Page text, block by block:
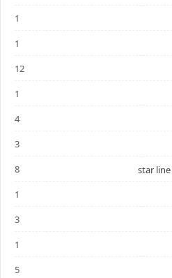
1
1
12
1
4
3
8
1
3
1
5